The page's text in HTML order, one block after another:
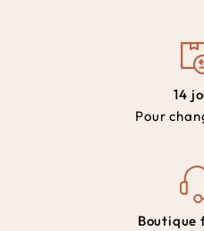
14
Pour
Boutique